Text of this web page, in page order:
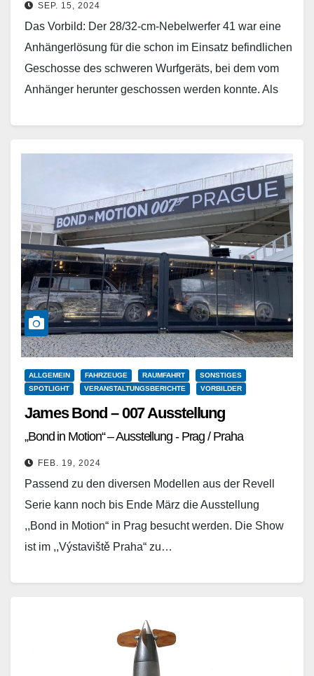
SEP. 15, 2024
Das Vorbild: Der 28/32-cm-Nebelwerfer 41 war eine
Anhängerlösung für die schon im Einsatz befindlichen
Geschosse des schweren Wurfgeräts, bei dem vom
Anhänger herunter geschossen werden konnte. Als
ALLGEMEIN FAHRZEUGE RAUMFAHRT
SONSTIGES
SPOTLIGHT
VERANSTALTUNGSBERICHTE VORBILDER
James Bond – 007 Ausstellung
„Bond in Motion“ – Ausstellung - Prag / Praha
FEB. 19, 2024
Passend zu den diversen Modellen aus der Revell
Serie kann noch bis Ende März die Ausstellung
,,Bond in Motion“ in Prag besucht werden. Die Show
ist im ,,Výstaviště Praha“ zu…